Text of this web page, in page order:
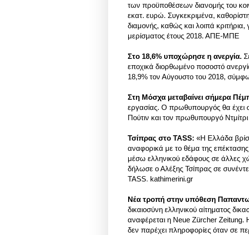
των προϋποθέσεων διανομής του
εκατ. ευρώ. Συγκεκριμένα,
διαμονής, καθώς και λοιπά
μερίσματος έτους 2018. ΑΠΕ-ΜΠΕ
Στο 18,6% υποχώρησε η ανεργία.
εποχικά διορθωμένο ποσοστό
18,9% τον Αύγουστο του 2018,
Στη Μόσχα μεταβαίνει σήμερα
εργασίας. Ο πρωθυπουργός θα έχει
Πούτιν και τον πρωθυπουργό
Τσίπρας στο TASS: «Η Ελλάδα
αναφορικά με το θέμα της
μέσω ελληνικού εδάφους σε άλλες
δήλωσε ο Αλέξης Τσίπρας σε
TASS. kathimerini.gr
Νέα τροπή στην υπόθεση
δικαιοσύνη ελληνικού αίτηματος
αναφέρεται η Neue Zürcher Zeitung.
δεν παρέχει πληροφορίες όταν σε